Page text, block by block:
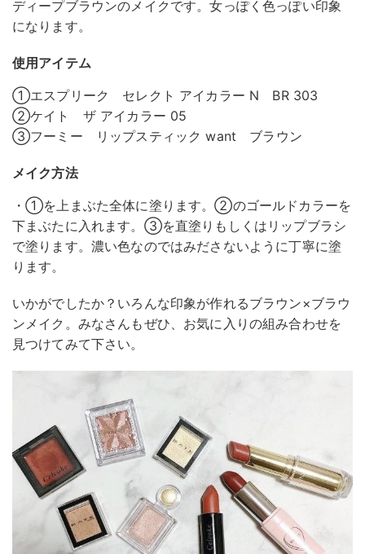
ディープブラウンのメイクです。女っぽく色っぽい印象
になります。
使用アイテム
①エスプリーク セレクト アイカラー N BR 303
②ケイト ザ アイカラー 05
③フーミー リップスティック want ブラウン
メイク方法
・①を上まぶた全体に塗ります。②のゴールドカラーを
下まぶたに入れます。③を直塗りもしくはリップブラシ
で塗ります。濃い色なのではみださないように丁寧に塗
ります。
いかがでしたか？いろんな印象が作れるブラウン×ブラウ
ンメイク。みなさんもぜひ、お気に入りの組み合わせを
見つけてみて下さい。